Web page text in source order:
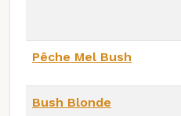
Pêche Mel Bush
Bush Blonde